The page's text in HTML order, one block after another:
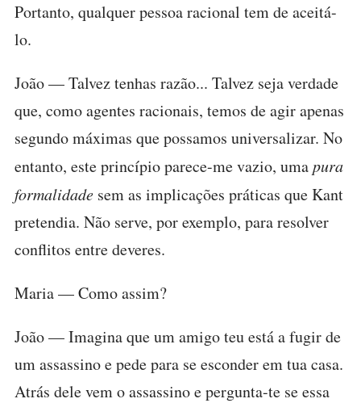
Portanto, qualquer pessoa racional tem de aceitá-
lo.
João — Talvez tenhas razão... Talvez seja verdade
que, como agentes racionais, temos de agir apenas
segundo máximas que possamos universalizar. No
entanto, este princípio parece-me vazio, umapura
formalidade sem as implicações práticas que Kant
pretendia. Não serve, por exemplo, para resolver
conflitos entre deveres.
Maria — Como assim?
João — Imagina que um amigo teu está a fugir de
um assassino e pede para se esconder em tua casa.
Atrás dele vem o assassino e pergunta-te se essa